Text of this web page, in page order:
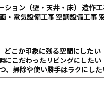
ション（壁・天井・床） 造作工
・電気設備工事 空調設備工事
どこか印象に残る空間にしたい
にこだわったリビングにしたい
、掃除や使い勝手はラクにした